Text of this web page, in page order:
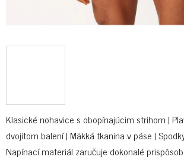
Klasické nohavice s obopínajúcim strihom |
dvojitom balení | Mäkká tkanina v páse |
Napínací materiál zaručuje dokonalé